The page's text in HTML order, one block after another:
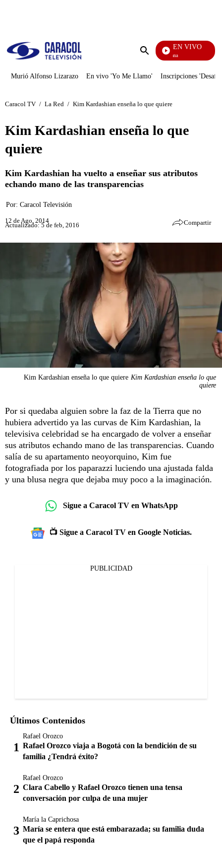
Enviar
EN VIVO
Diario De Diana
Murió Alfonso Lizarazo En vivo 'Yo Me Llamo' Inscripciones
Caracol TV / La Red / Kim Kardashian enseña lo que quiere
Kim Kardashian enseña lo que
quiere
Kim Kardashian ha vuelto a enseñar sus atributos
echando mano de las transparencias
Por: Caracol Televisión
12 de Ago, 2014
Actualizado: 5 de feb, 2016 Compartir
Kim Kardashian enseña lo que quiere Kim Kardashian enseña lo que
quiere
Por si quedaba alguien sobre la faz de la Tierra que no
hubiera advertido ya las curvas de Kim Kardashian, la
televisiva celebridad se ha encargado de volver a enseñar
sus atributos echando mano de las transparencias. Cuando
salía de su apartamento neoyorquino, Kim fue
fotografiada por los paparazzi luciendo una ajustada falda
y una blusa negra que dejaba muy poco a la imaginación.
Sigue a Caracol TV en WhatsApp
📺 Sigue a Caracol TV en Google Noticias.
PUBLICIDAD
Últimos Contenidos
Rafael Orozco
Rafael Orozco viaja a Bogotá con la bendición de su
familia ¿Tendrá éxito?
Rafael Orozco
Clara Cabello y Rafael Orozco tienen una tensa
conversación por culpa de una mujer
María la Caprichosa
María se entera que está embarazada; su familia duda
que el papá responda